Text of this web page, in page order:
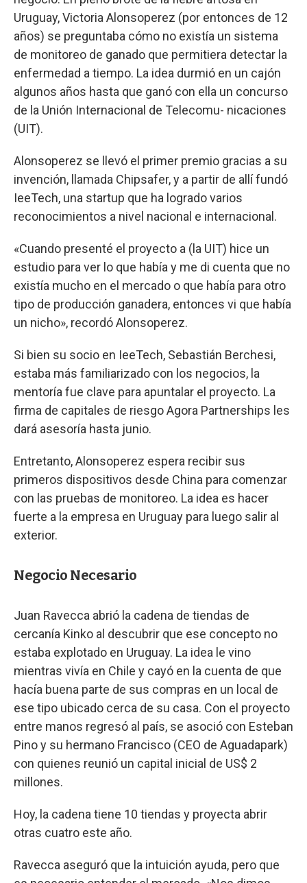
Uruguay, Victoria Alonsoperez (por entonces de 12
años) se preguntaba cómo no existía un sistema
de monitoreo de ganado que permitiera detectar la
enfermedad a tiempo. La idea durmió en un cajón
algunos años hasta que ganó con ella un concurso
de la Unión Internacional de Telecomu- nicaciones
(UIT).
Alonsoperez se llevó el primer premio gracias a su
invención, llamada Chipsafer, y a partir de allí fundó
IeeTech, una startup que ha logrado varios
reconocimientos a nivel nacional e internacional.
«Cuando presenté el proyecto a (la UIT) hice un
estudio para ver lo que había y me di cuenta que no
existía mucho en el mercado o que había para otro
tipo de producción ganadera, entonces vi que había
un nicho», recordó Alonsoperez.
Si bien su socio en IeeTech, Sebastián Berchesi,
estaba más familiarizado con los negocios, la
mentoría fue clave para apuntalar el proyecto. La
firma de capitales de riesgo Agora Partnerships les
dará asesoría hasta junio.
Entretanto, Alonsoperez espera recibir sus
primeros dispositivos desde China para comenzar
con las pruebas de monitoreo. La idea es hacer
fuerte a la empresa en Uruguay para luego salir al
exterior.
Negocio Necesario
Juan Ravecca abrió la cadena de tiendas de
cercanía Kinko al descubrir que ese concepto no
estaba explotado en Uruguay. La idea le vino
mientras vivía en Chile y cayó en la cuenta de que
hacía buena parte de sus compras en un local de
ese tipo ubicado cerca de su casa. Con el proyecto
entre manos regresó al país, se asoció con Esteban
Pino y su hermano Francisco (CEO de Aguadapark)
con quienes reunió un capital inicial de US$ 2
millones.
Hoy, la cadena tiene 10 tiendas y proyecta abrir
otras cuatro este año.
Ravecca aseguró que la intuición ayuda, pero que